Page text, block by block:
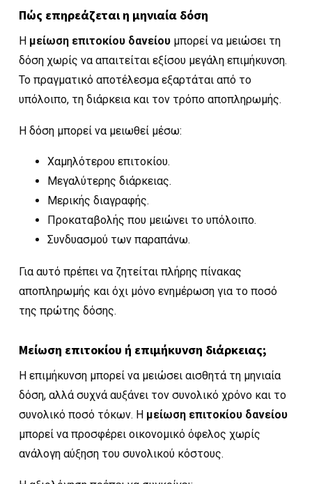
Πώς επηρεάζεται η μηνιαία δόση
Η μείωση επιτοκίου δανείου μπορεί να μειώσει τη
δόση χωρίς να απαιτείται εξίσου μεγάλη επιμήκυνση.
Το πραγματικό αποτέλεσμα εξαρτάται από το
υπόλοιπο, τη διάρκεια και τον τρόπο αποπληρωμής.
Η δόση μπορεί να μειωθεί μέσω:
Χαμηλότερου επιτοκίου.
Μεγαλύτερης διάρκειας.
Μερικής διαγραφής.
Προκαταβολής που μειώνει το υπόλοιπο.
Συνδυασμού των παραπάνω.
Για αυτό πρέπει να ζητείται πλήρης πίνακας
αποπληρωμής και όχι μόνο ενημέρωση για το ποσό
της πρώτης δόσης.
Μείωση επιτοκίου ή επιμήκυνση διάρκειας;
Η επιμήκυνση μπορεί να μειώσει αισθητά τη μηνιαία
δόση, αλλά συχνά αυξάνει τον συνολικό χρόνο και το
συνολικό ποσό τόκων. Η μείωση επιτοκίου δανείου
μπορεί να προσφέρει οικονομικό όφελος χωρίς
ανάλογη αύξηση του συνολικού κόστους.